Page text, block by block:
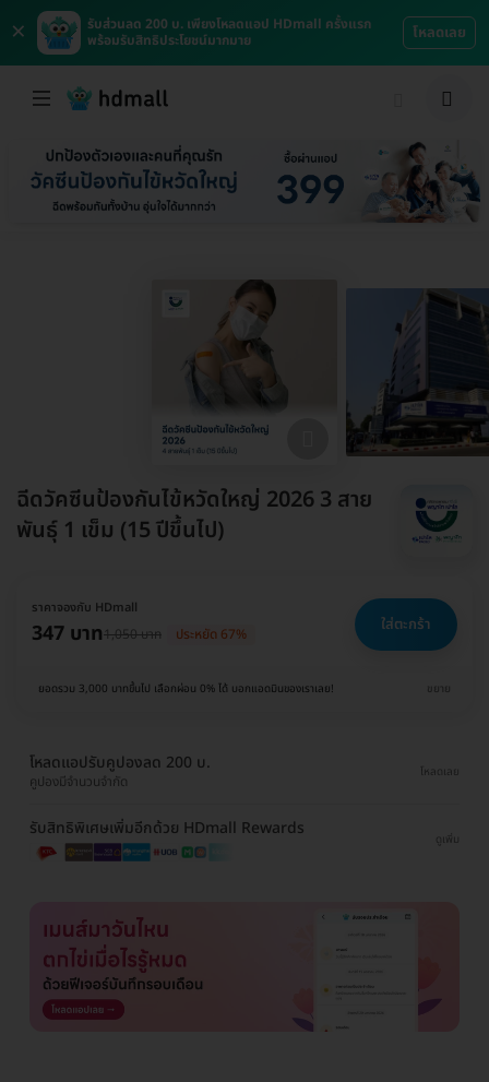
×
รับส่วนลด 200 บ. เพียงโหลดแอป HDmall ครั้งแรก
พร้อมรับสิทธิประโยชน์มากมาย
โหลดเลย
ฉีดวัคซีนป้องกันไข้หวัดใหญ่ 2026 3 สาย
พันธุ์ 1 เข็ม (15 ปีขึ้นไป)
ราคาจองกับ HDmall
347 บาท1,050 บาท ประหยัด 67% ใส่ตะกร้า
ยอดรวม 3,000 บาทขึ้นไป เลือกผ่อน 0% ได้ บอกแอดมินของเราเลย! ขยาย
โหลดแอปรับคูปองลด 200 บ.
คูปองมีจำนวนจำกัด
โหลดเลย
รับสิทธิพิเศษเพิ่มอีกด้วย HDmall Rewards
ดูเพิ่ม